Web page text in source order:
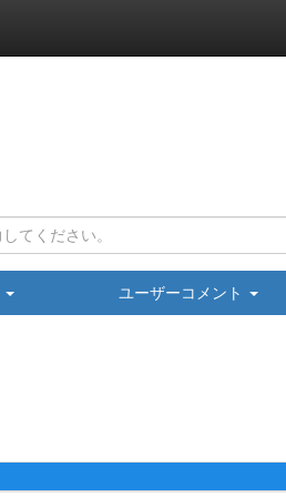
ユーザーコメント